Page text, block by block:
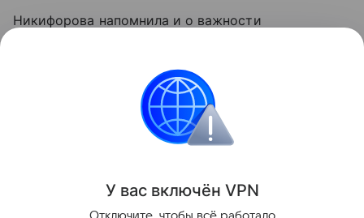
Никифорова напомнила и о важности
специалиста, мозг примерно на три четверти
состоит из воды, поэтому даже незначительная
потеря жидкости заметно ухудшает когнитивные
Поделиться
У вас включён VPN